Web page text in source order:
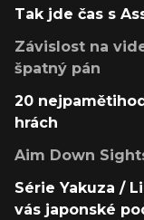
Tak jde čas s
Závislost na
špatný pán
20
hrách
Aim Down
Série Yakuza /
vás japonské